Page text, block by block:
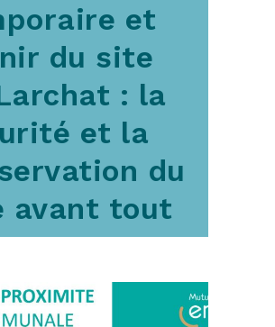
et
du site
: la
et la
du
avant tout